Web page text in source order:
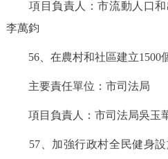
項目負責人：市流動人口和
李萬鈞
56、在農村和社區建立1500個
主要責任單位：市司法局
項目負責人：市司法局吳玉
57、加強行政村全民健身設